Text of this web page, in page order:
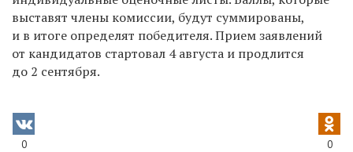
выставят члены комиссии, будут суммированы,
и в итоге определят победителя. Прием заявлений
от кандидатов стартовал 4 августа и продлится
до 2 сентября.
0 0